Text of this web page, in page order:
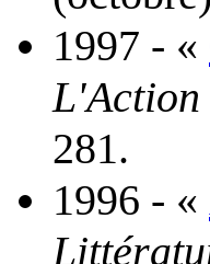
1997 - «
L'Action
281.
1996 - «